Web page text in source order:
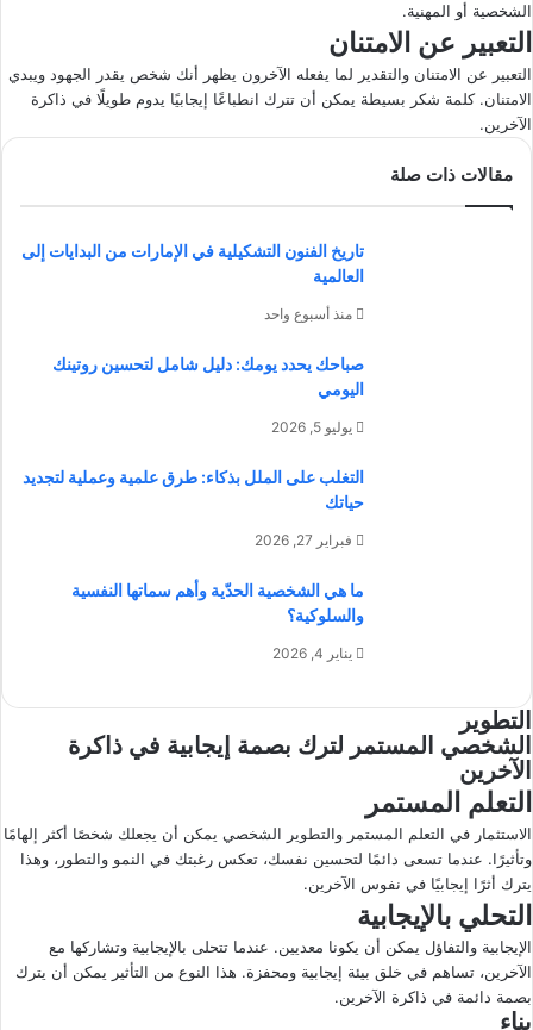
الشخصية أو المهنية.
التعبير عن الامتنان
التعبير عن الامتنان والتقدير لما يفعله الآخرون يظهر أنك شخص يقدر الجهود ويبدي
الامتنان. كلمة شكر بسيطة يمكن أن تترك انطباعًا إيجابيًا يدوم طويلًا في ذاكرة
الآخرين.
مقالات ذات صلة
تاريخ الفنون التشكيلية في الإمارات من البدايات إلى
العالمية
منذ أسبوع واحد
صباحك يحدد يومك: دليل شامل لتحسين روتينك
اليومي
يوليو 5, 2026
التغلب على الملل بذكاء: طرق علمية وعملية لتجديد
حياتك
فبراير 27, 2026
ما هي الشخصية الحدّية وأهم سماتها النفسية
والسلوكية؟
يناير 4, 2026
التطوير
الشخصي المستمر لترك بصمة إيجابية في ذاكرة
الآخرين
التعلم المستمر
الاستثمار في التعلم المستمر والتطوير الشخصي يمكن أن يجعلك شخصًا أكثر إلهامًا
وتأثيرًا. عندما تسعى دائمًا لتحسين نفسك، تعكس رغبتك في النمو والتطور، وهذا
يترك أثرًا إيجابيًا في نفوس الآخرين.
التحلي بالإيجابية
الإيجابية والتفاؤل يمكن أن يكونا معديين. عندما تتحلى بالإيجابية وتشاركها مع
الآخرين، تساهم في خلق بيئة إيجابية ومحفزة. هذا النوع من التأثير يمكن أن يترك
بصمة دائمة في ذاكرة الآخرين.
بناء